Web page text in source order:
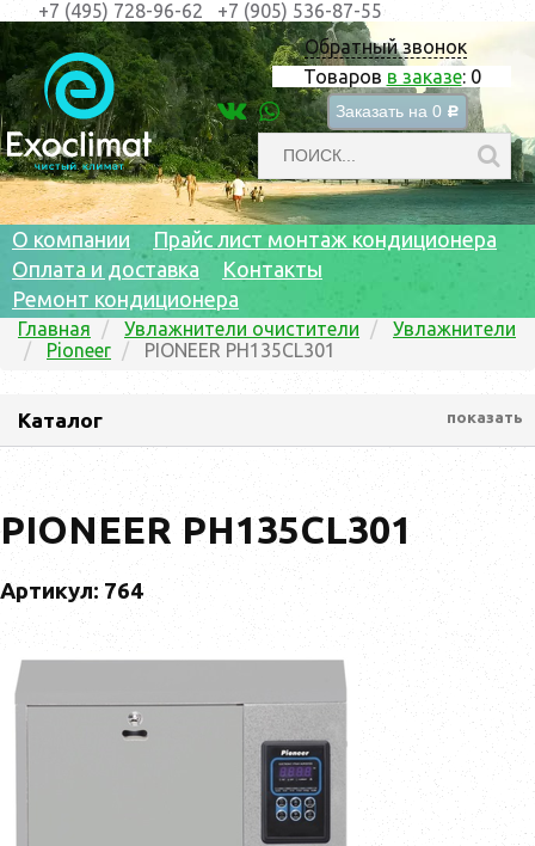
Обратный звонок
Товаров в заказе: 0
Заказать на 0 c
+7 (495) 728-96-62 +7 (905) 536-87-55
О компании
Прайс лист монтаж кондиционера
Оплата и доставка
Контакты
Ремонт кондиционера
Главная Увлажнители очистители
Увлажнители
Pioneer
PIONEER PH135CL301
Каталог показать
PIONEER PH135CL301
Артикул: 764